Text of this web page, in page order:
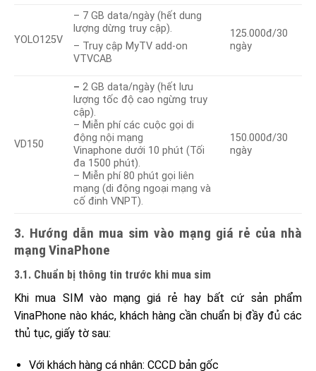
YOLO125V
– 7 GB data/ngày (hết dung
lượng dừng truy cập).
– Truy cập MyTV add-on
VTVCAB
125.000đ/30
ngày
VD150
–2 GB data/ngày (hết lưu
lượng tốc độ cao ngừng truy
cập).
– Miễn phí các cuộc gọi di
động nội mạng
Vinaphone dưới 10 phút (Tối
đa 1500 phút).
– Miễn phí 80 phút gọi liên
mạng (di động ngoại mạng và
cố đinh VNPT).
150.000đ/30
ngày
3. Hướng dẫn mua sim vào mạng giá rẻ của nhà
mạng VinaPhone
3.1. Chuẩn bị thông tin trước khi mua sim
Khi mua SIM vào mạng giá rẻ hay bất cứ sản phẩm
VinaPhone nào khác, khách hàng cần chuẩn bị đầy đủ các
thủ tục, giấy tờ sau:
Với khách hàng cá nhân: CCCD bản gốc